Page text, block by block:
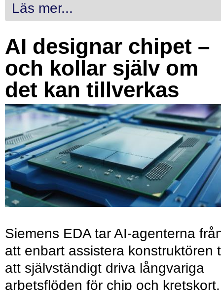
Läs mer...
AI designar chipet –
och kollar själv om
det kan tillverkas
Siemens EDA tar AI-agenterna
att enbart assistera konstruktören
att självständigt driva långvariga
arbetsflöden för chip och kretskort.